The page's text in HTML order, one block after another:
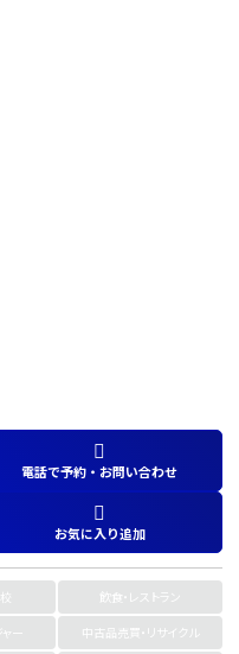
電話で予約・お問い合わせ
お気に入り追加
飲食・レストラン
ャー
中古品売買・リサイクル